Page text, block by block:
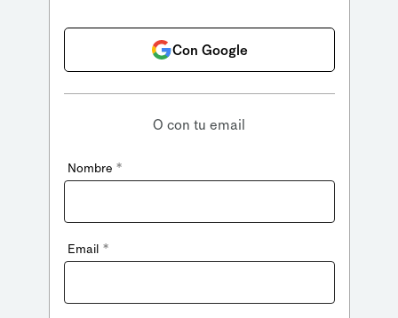
Con Google
O con tu email
Nombre *
Email *